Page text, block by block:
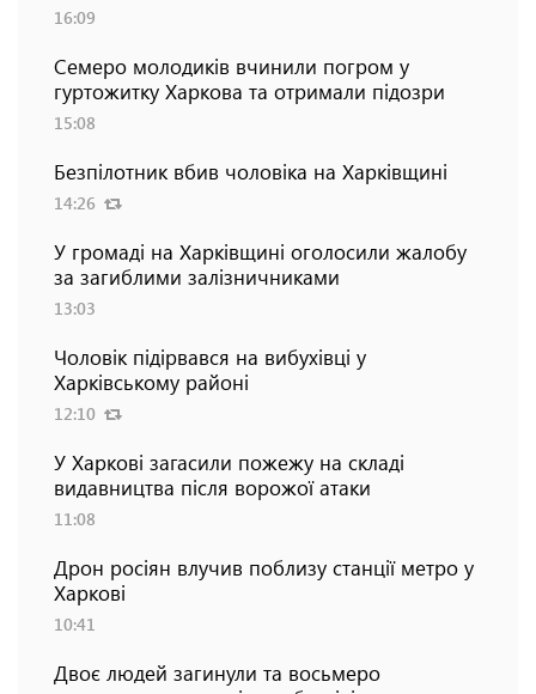
16:09
Семеро молодиків вчинили погром у
гуртожитку Харкова та отримали підозри
15:08
Безпілотник вбив чоловіка на Харківщині
14:26
У громаді на Харківщині оголосили жалобу
за загиблими залізничниками
13:03
Чоловік підірвався на вибухівці у
Харківському районі
12:10
У Харкові загасили пожежу на складі
видавництва після ворожої атаки
11:08
Дрон росіян влучив поблизу станції метро у
Харкові
10:41
Двоє людей загинули та восьмеро